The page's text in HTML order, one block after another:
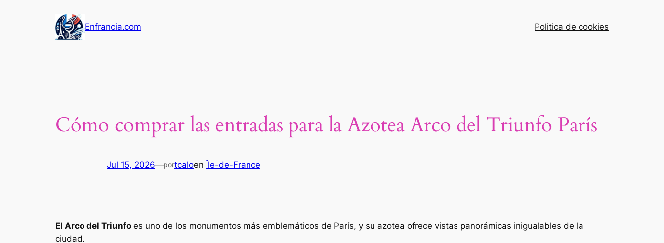
Enfrancia.com Politica de cookies
Cómo comprar las entradas para la Azotea Arco del Triunfo París
Jul 15, 2026—portcaloenÎle-de-France
El Arco del Triunfo es uno de los monumentos más emblemáticos de París, y su azotea ofrece vistas panorámicas inigualables de la
ciudad.